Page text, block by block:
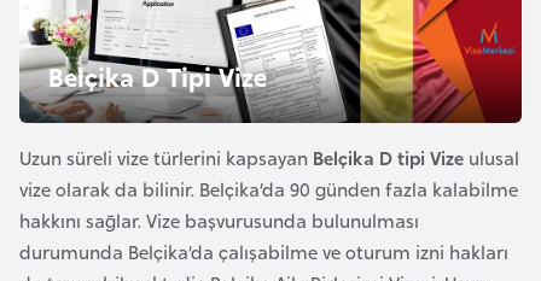
V
i
z
e
İ
ş
l
e
m
l
ş
i
Belçika D Tipi Vize
Uzun süreli vize türlerini kapsayan Belçika D tipi Vize ulusal
vize olarak da bilinir. Belçika’da 90 günden fazla kalabilme
hakkını sağlar. Vize başvurusunda bulunulması
durumunda Belçika’da çalışabilme ve oturum izni hakları
A
v
u
t
u
r
y